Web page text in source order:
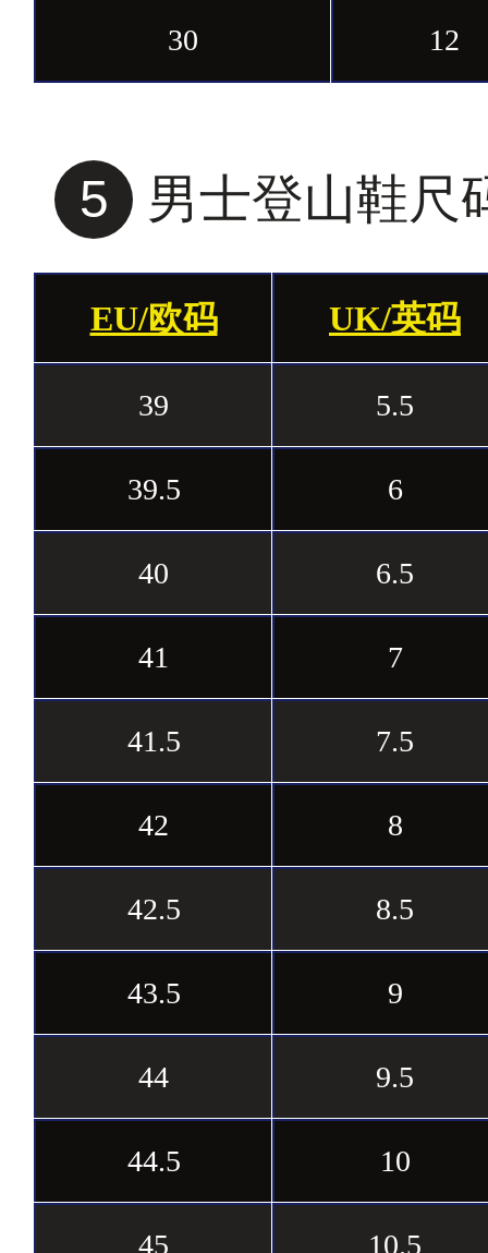
30 12
5 男士登山鞋尺
EU/欧码 UK/英码
39 5.5
39.5 6
40 6.5
41 7
41.5 7.5
42 8
42.5 8.5
43.5 9
44 9.5
44.5 10
45 10.5